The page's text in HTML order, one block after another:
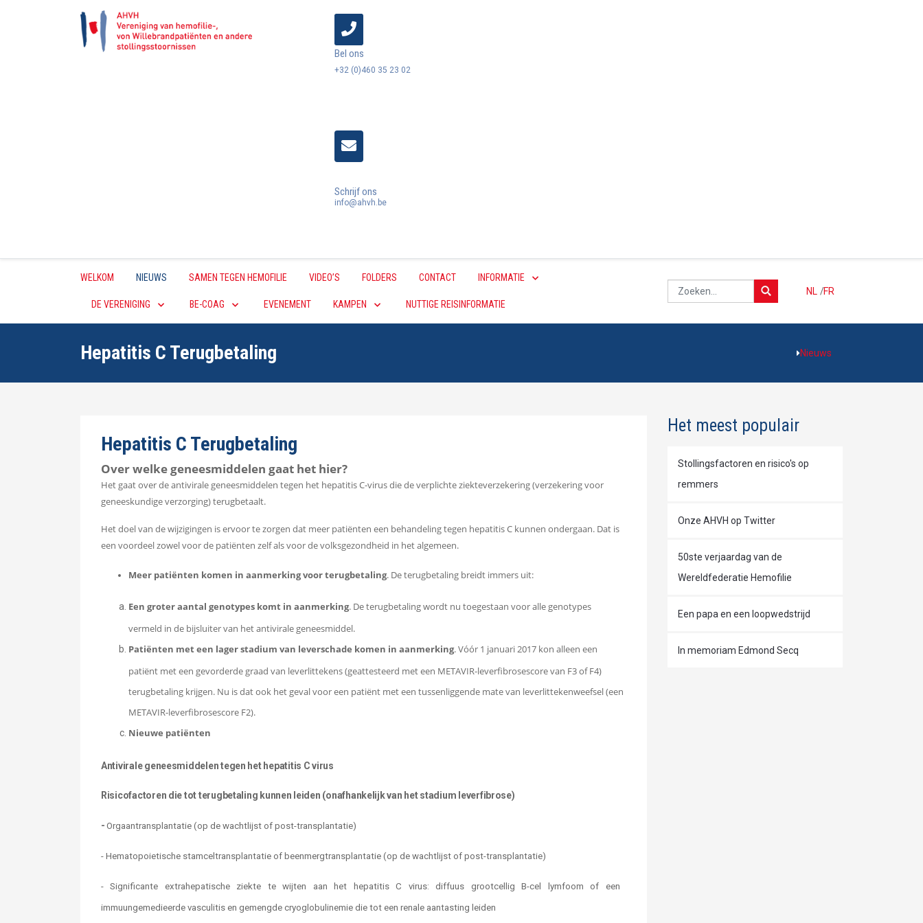
Bel ons
+32 (0)460 35 23 02
Schrijf ons
info@ahvh.be
WELKOM NIEUWS SAMEN TEGEN HEMOFILIE VIDEO’S FOLDERS CONTACT INFORMATIE
DE VERENIGING BE-COAG EVENEMENT KAMPEN NUTTIGE REISINFORMATIE
NL FR
/
Hepatitis C Terugbetaling Nieuws
Hepatitis C Terugbetaling
Over welke geneesmiddelen gaat het hier?
Het gaat over de antivirale geneesmiddelen tegen het hepatitis C-virus die de verplichte ziekteverzekering (verzekering voor
geneeskundige verzorging) terugbetaalt.
Het doel van de wijzigingen is ervoor te zorgen dat meer patiënten een behandeling tegen hepatitis C kunnen ondergaan. Dat is
een voordeel zowel voor de patiënten zelf als voor de volksgezondheid in het algemeen.
Meer patiënten komen in aanmerking voor terugbetaling. De terugbetaling breidt immers uit:
Een groter aantal genotypes komt in aanmerking. De terugbetaling wordt nu toegestaan voor alle genotypes
vermeld in de bijsluiter van het antivirale geneesmiddel.
Patiënten met een lager stadium van leverschade komen in aanmerking. Vóór 1 januari 2017 kon alleen een
patiënt met een gevorderde graad van leverlittekens (geattesteerd met een METAVIR-leverfibrosescore van F3 of F4)
terugbetaling krijgen. Nu is dat ook het geval voor een patiënt met een tussenliggende mate van leverlittekenweefsel (een
METAVIR-leverfibrosescore F2).
Nieuwe patiënten
Antivirale geneesmiddelen tegen het hepatitis C virus
Risicofactoren die tot terugbetaling kunnen leiden (onafhankelijk van het stadium leverfibrose)
-Orgaantransplantatie (op de wachtlijst of post-transplantatie)
- Hematopoietische stamceltransplantatie of beenmergtransplantatie (op de wachtlijst of post-transplantatie)
-Significante extrahepatische ziekte te wijten aan het hepatitis C virus: diffuus grootcellig B-cel lymfoom of een
immuungemedieerde vasculitis en gemengde cryoglobulinemie die tot een renale aantasting leiden
Het meest populair
Stollingsfactoren en risico's op
remmers
Onze AHVH op Twitter
50ste verjaardag van de
Wereldfederatie Hemofilie
Een papa en een loopwedstrijd
In memoriam Edmond Secq